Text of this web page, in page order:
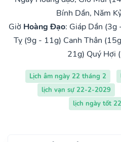
Bính Dần, Năm
Giờ Hoàng Đạo: Giáp Dần (3g
Tỵ (9g - 11g) Canh Thân
21g) Quý Hợi
Lịch âm ngày 22 tháng 2
lịch vạn sự 22-2-2029
lịch ngày tốt